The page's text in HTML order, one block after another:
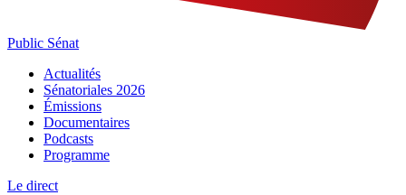
Public Sénat
Actualités
Sénatoriales 2026
Émissions
Documentaires
Podcasts
Programme
Le direct